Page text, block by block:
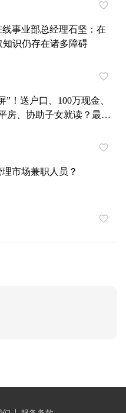
事业部总经理石坚：在
知识仍存在诸多障碍
”！送户口、100万现金、
房、协助子女就读？最新
市场兼职人员？